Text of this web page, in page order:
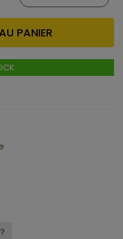
PANIER